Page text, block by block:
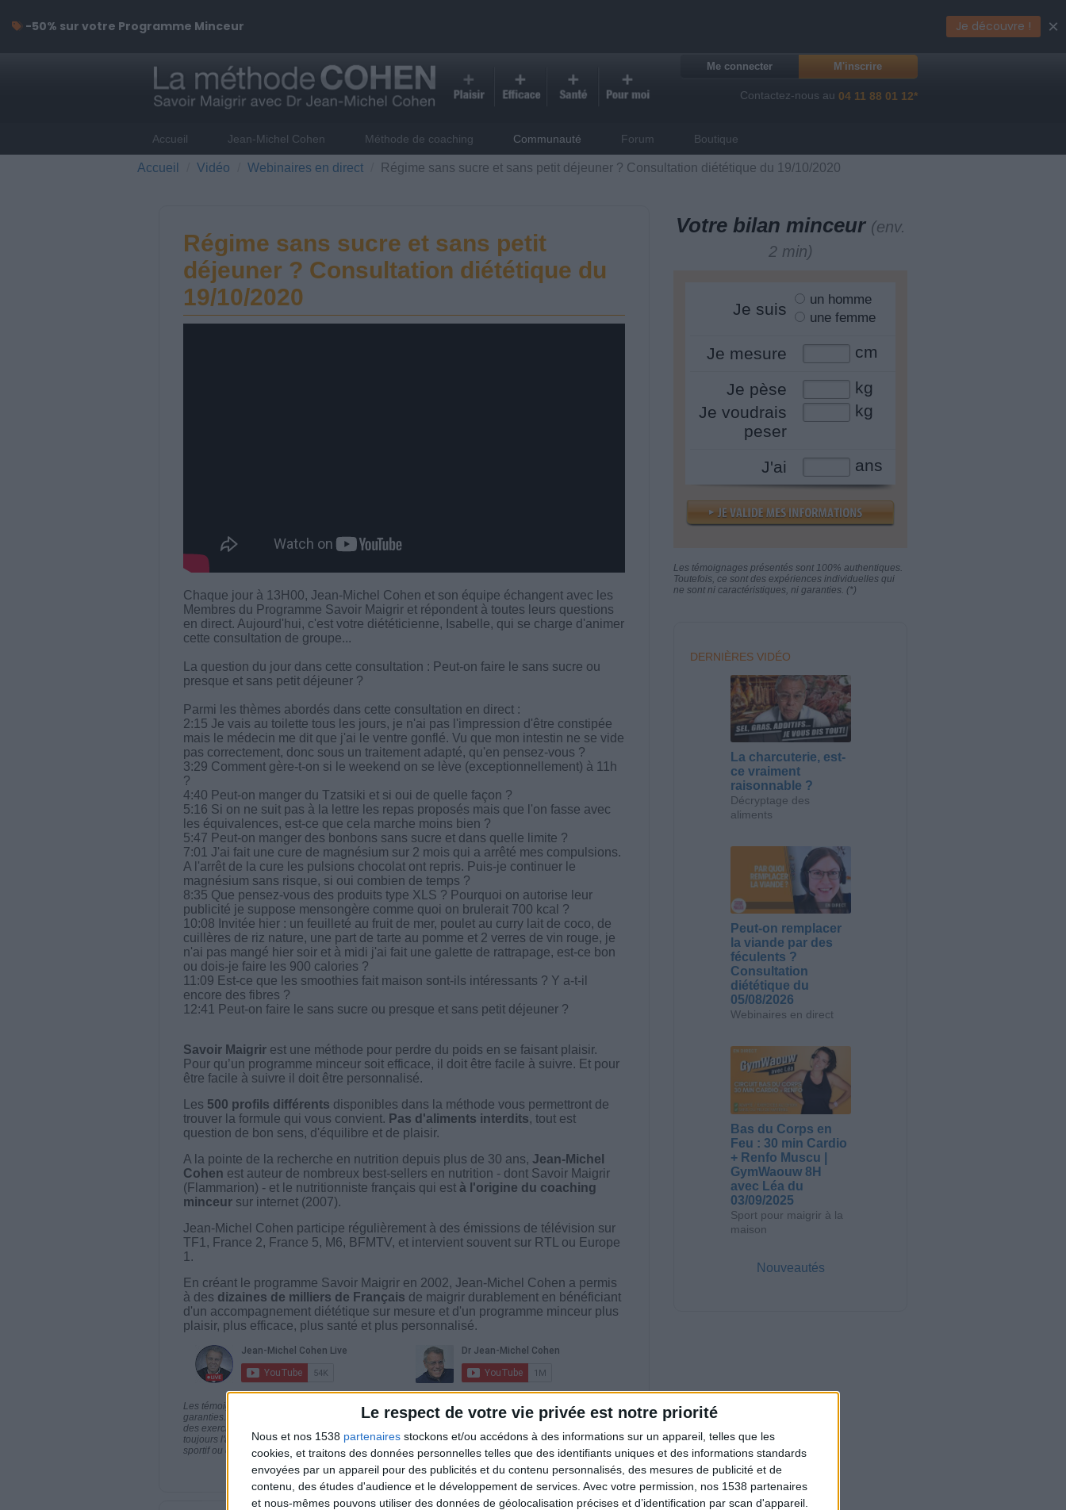
Le respect de votre vie privée est notre priorité
Nous et nos 1538 partenaires stockons et/ou accédons à des informations sur un appareil, telles que les
cookies, et traitons des données personnelles telles que des identifiants uniques et des informations standards
envoyées par un appareil pour des publicités et du contenu personnalisés, des mesures de publicité et de
contenu, des études d'audience et le développement de services. Avec votre permission, nos 1538 partenaires
et nous-mêmes pouvons utiliser des données de géolocalisation précises et d’identification par scan d'appareil.
Me connecter M'inscrire
Contactez-nous au 04 11 88 01 12*
Accueil Jean-Michel Cohen Méthode de coaching Communauté Forum Boutique
Accueil Vidéo Webinaires en direct Régime sans sucre et sans petit déjeuner ? Consultation diététique du 19/10/2020
Régime sans sucre et sans petit
déjeuner ? Consultation diététique du
19/10/2020
Chaque jour à 13H00, Jean-Michel Cohen et son équipe échangent avec les
Membres du Programme Savoir Maigrir et répondent à toutes leurs questions
en direct. Aujourd'hui, c'est votre diététicienne, Isabelle, qui se charge d'animer
cette consultation de groupe...
La question du jour dans cette consultation : Peut-on faire le sans sucre ou
presque et sans petit déjeuner ?
Parmi les thèmes abordés dans cette consultation en direct :
2:15 Je vais au toilette tous les jours, je n'ai pas l'impression d'être constipée
mais le médecin me dit que j'ai le ventre gonflé. Vu que mon intestin ne se vide
pas correctement, donc sous un traitement adapté, qu'en pensez-vous ?
3:29 Comment gère-t-on si le weekend on se lève (exceptionnellement) à 11h
?
4:40 Peut-on manger du Tzatsiki et si oui de quelle façon ?
5:16 Si on ne suit pas à la lettre les repas proposés mais que l'on fasse avec
les équivalences, est-ce que cela marche moins bien ?
5:47 Peut-on manger des bonbons sans sucre et dans quelle limite ?
7:01 J'ai fait une cure de magnésium sur 2 mois qui a arrêté mes compulsions.
A l'arrêt de la cure les pulsions chocolat ont repris. Puis-je continuer le
magnésium sans risque, si oui combien de temps ?
8:35 Que pensez-vous des produits type XLS ? Pourquoi on autorise leur
publicité je suppose mensongère comme quoi on brulerait 700 kcal ?
10:08 Invitée hier : un feuilleté au fruit de mer, poulet au curry lait de coco, de
cuillères de riz nature, une part de tarte au pomme et 2 verres de vin rouge, je
n'ai pas mangé hier soir et à midi j'ai fait une galette de rattrapage, est-ce bon
ou dois-je faire les 900 calories ?
11:09 Est-ce que les smoothies fait maison sont-ils intéressants ? Y a-t-il
encore des fibres ?
12:41 Peut-on faire le sans sucre ou presque et sans petit déjeuner ?
Savoir Maigrirest une méthode pour perdre du poids en se faisant plaisir.
Pour qu’un programme minceur soit efficace, il doit être facile à suivre. Et pour
être facile à suivre il doit être personnalisé.
Les 500 profils différents disponibles dans la méthode vous permettront de
trouver la formule qui vous convient. Pas d'aliments interdits, tout est
question de bon sens, d'équilibre et de plaisir.
A la pointe de la recherche en nutrition depuis plus de 30 ans, Jean-Michel
Cohen est auteur de nombreux best-sellers en nutrition - dont Savoir Maigrir
(Flammarion) - et le nutritionniste français qui est à l'origine du coaching
minceursur internet (2007).
Jean-Michel Cohen participe régulièrement à des émissions de télévision sur
TF1, France 2, France 5, M6, BFMTV, et intervient souvent sur RTL ou Europe
1.
En créant le programme Savoir Maigrir en 2002, Jean-Michel Cohen a permis
à des dizaines de milliers de Français de maigrir durablement en bénéficiant
d'un accompagnement diététique sur mesure et d'un programme minceur plus
plaisir, plus efficace, plus santé et plus personnalisé.
Les témoignages présentés sont des expériences individuelles qui ne sont ni caractéristiques, ni
garanties. Comme pour tout programme de rééquilibrage alimentaire, des plans de repas contrôlés et
des exercices physiques réguliers sont nécessaires pour perdre du poids à long terme. Demandez
toujours l'avis de votre médecin traitant avant d'entreprendre un régime amincissant, un programme
sportif ou de modifier vos habitudes nutritionnelles.
Votre bilan minceur (env.
2 min)
Je suis
un homme
une femme
Je mesure cm
Je pèse
kg
Je voudrais
peser
kg
J'ai ans
Les témoignages présentés sont 100% authentiques.
Toutefois, ce sont des expériences individuelles qui
ne sont ni caractéristiques, ni garanties. (*)
DERNIÈRES VIDÉO
La charcuterie, est-
ce vraiment
raisonnable ?
Décryptage des
aliments
Peut-on remplacer
la viande par des
féculents ?
Consultation
diététique du
05/08/2026
Webinaires en direct
Bas du Corps en
Feu : 30 min Cardio
+ Renfo Muscu |
GymWaouw 8H
avec Léa du
03/09/2025
Sport pour maigrir à la
maison
Nouveautés
-50% sur votre Programme Minceur Je découvre ! ×